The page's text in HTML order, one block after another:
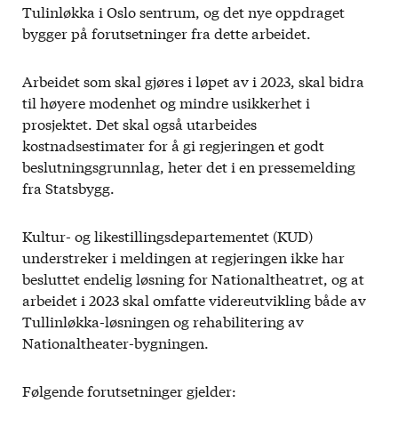
Tulinløkka i Oslo sentrum, og det nye oppdraget
bygger på forutsetninger fra dette arbeidet.
Arbeidet som skal gjøres i løpet av i 2023, skal bidra
til høyere modenhet og mindre usikkerhet i
prosjektet. Det skal også utarbeides
kostnadsestimater for å gi regjeringen et godt
beslutningsgrunnlag, heter det i en pressemelding
fra Statsbygg.
Kultur- og likestillingsdepartementet (KUD)
understreker i meldingen at regjeringen ikke har
besluttet endelig løsning for Nationaltheatret, og at
arbeidet i 2023 skal omfatte videreutvikling både av
Tullinløkka-løsningen og rehabilitering av
Nationaltheater-bygningen.
Følgende forutsetninger gjelder: